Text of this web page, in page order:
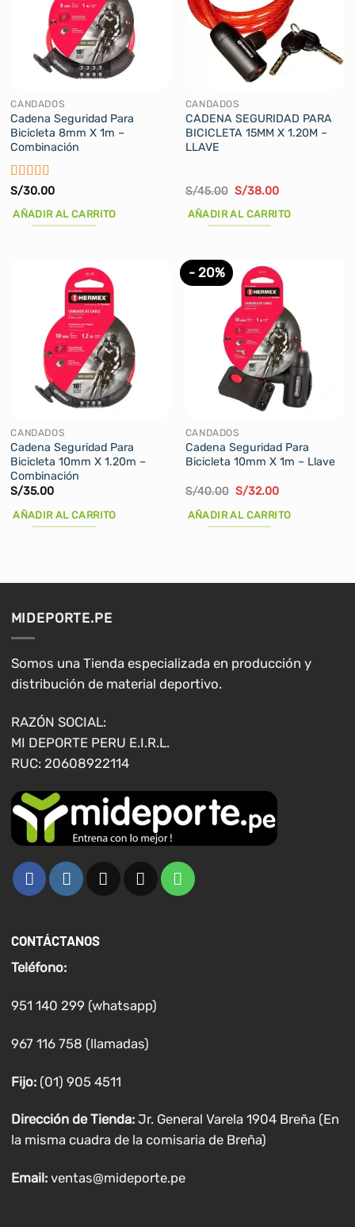
CANDADOS
Cadena Seguridad Para
Bicicleta 8mm X 1m –
Combinación
Valorado
S/30.00
AÑADIR AL CARRITO
CANDADOS
CADENA SEGURIDAD PARA
BICICLETA 15MM X 1.20M –
LLAVE
S/45.00 El
original
era:
S/38.00El
actual
AÑADIR AL CARRITO
CANDADOS
Cadena Seguridad Para
Bicicleta 10mm X 1.20m –
Combinación
S/35.00
AÑADIR AL CARRITO
- 20%
CANDADOS
Cadena Seguridad Para
Bicicleta 10mm X 1m – Llave
S/40.00 El
original
era:
S/32.00El
actual
AÑADIR AL CARRITO
MIDEPORTE.PE
Somos una Tienda especializada en producción y
distribución de material deportivo.
RAZÓN SOCIAL:
MI DEPORTE PERU E.I.R.L.
RUC: 20608922114
CONTÁCTANOS
Teléfono:
951 140 299 (whatsapp)
967 116 758 (llamadas)
Fijo:(01) 905 4511
Dirección de Tienda: Jr. General Varela 1904 Breña (En
la misma cuadra de la comisaria de Breña)
Email: ventas@mideporte.pe